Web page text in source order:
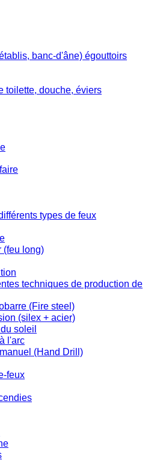
banc-d'âne) égouttoirs
douche, éviers
types de feux
long)
techniques de production de
(Fire steel)
(silex + acier)
soleil
l'arc
(Hand Drill)
feux